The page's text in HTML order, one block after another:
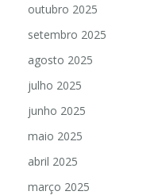
outubro 2025
setembro 2025
agosto 2025
julho 2025
junho 2025
maio 2025
abril 2025
março 2025